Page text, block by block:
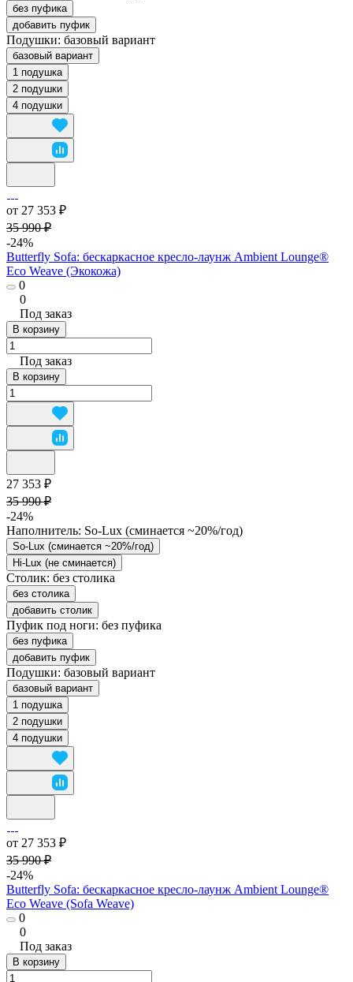
без пуфика
добавить пуфик
Подушки: базовый вариант
базовый вариант
1 подушка
2 подушки
4 подушки
от 27 353 ₽
35 990 ₽
-24%
Butterfly Sofa: бескаркасное кресло-лаунж Ambient Lounge®
Eco Weave (Экокожа)
0
0
Под заказ
В корзину
Под заказ
В корзину
27 353 ₽
35 990 ₽
-24%
Наполнитель: So-Lux (cминается ~20%/год)
So-Lux (cминается ~20%/год)
Hi-Lux (не сминается)
Столик: без столика
без столика
добавить столик
Пуфик под ноги: без пуфика
без пуфика
добавить пуфик
Подушки: базовый вариант
базовый вариант
1 подушка
2 подушки
4 подушки
от 27 353 ₽
35 990 ₽
-24%
Butterfly Sofa: бескаркасное кресло-лаунж Ambient Lounge®
Eco Weave (Sofa Weave)
0
0
Под заказ
В корзину